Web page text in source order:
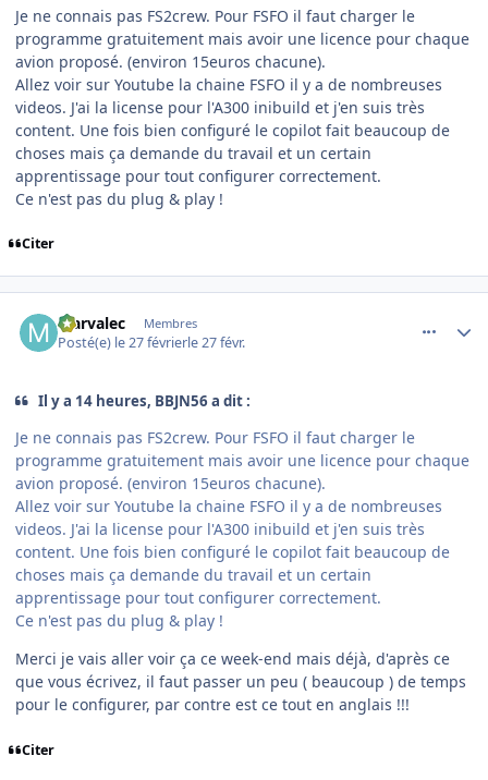
Je ne connais pas FS2crew. Pour FSFO il faut charger le
programme gratuitement mais avoir une licence pour chaque
avion proposé. (environ 15euros chacune).
Allez voir sur Youtube la chaine FSFO il y a de nombreuses
videos. J'ai la license pour l'A300 inibuild et j'en suis très
content. Une fois bien configuré le copilot fait beaucoup de
choses mais ça demande du travail et un certain
apprentissage pour tout configurer correctement.
Ce n'est pas du plug & play !
Citer
Marvalec Membres
Posté(e) le 27 févrierle 27 févr.
Il y a 14 heures, BBJN56 a dit :
Je ne connais pas FS2crew. Pour FSFO il faut charger le
programme gratuitement mais avoir une licence pour chaque
avion proposé. (environ 15euros chacune).
Allez voir sur Youtube la chaine FSFO il y a de nombreuses
videos. J'ai la license pour l'A300 inibuild et j'en suis très
content. Une fois bien configuré le copilot fait beaucoup de
choses mais ça demande du travail et un certain
apprentissage pour tout configurer correctement.
Ce n'est pas du plug & play !
Merci je vais aller voir ça ce week-end mais déjà, d'après ce
que vous écrivez, il faut passer un peu ( beaucoup ) de temps
pour le configurer, par contre est ce tout en anglais !!!
Citer